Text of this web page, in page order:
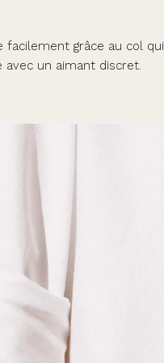
facilement grâce au col qui
un aimant discret.